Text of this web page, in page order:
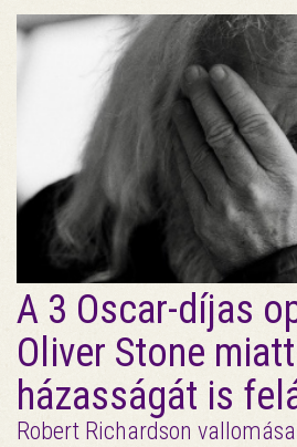
A 3 Oscar-díjas
Oliver Stone
házasságát is
Robert Richardson